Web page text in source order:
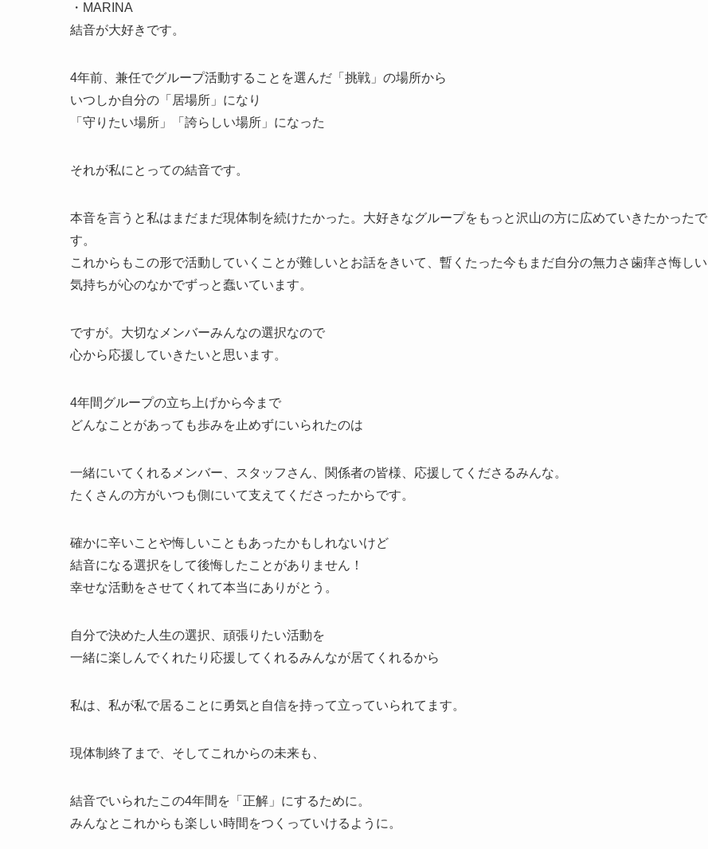
・MARINA
結音が大好きです。
4年前、兼任でグループ活動することを選んだ「挑戦」の場所から
いつしか自分の「居場所」になり
「守りたい場所」「誇らしい場所」になった
それが私にとっての結音です。
本音を言うと私はまだまだ現体制を続けたかった。大好きなグループをもっと沢山の方に広めていきたかったで
す。
これからもこの形で活動していくことが難しいとお話をきいて、暫くたった今もまだ自分の無力さ歯痒さ悔しい
気持ちが心のなかでずっと蠢いています。
ですが。大切なメンバーみんなの選択なので
心から応援していきたいと思います。
4年間グループの立ち上げから今まで
どんなことがあっても歩みを止めずにいられたのは
一緒にいてくれるメンバー、スタッフさん、関係者の皆様、応援してくださるみんな。
たくさんの方がいつも側にいて支えてくださったからです。
確かに辛いことや悔しいこともあったかもしれないけど
結音になる選択をして後悔したことがありません！
幸せな活動をさせてくれて本当にありがとう。
自分で決めた人生の選択、頑張りたい活動を
一緒に楽しんでくれたり応援してくれるみんなが居てくれるから
私は、私が私で居ることに勇気と自信を持って立っていられてます。
現体制終了まで、そしてこれからの未来も、
結音でいられたこの4年間を「正解」にするために。
みんなとこれからも楽しい時間をつくっていけるように。